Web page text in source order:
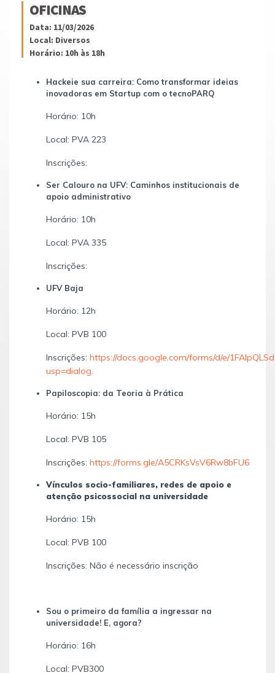
OFICINAS
Data: 11/03/2026
Local: Diversos
Horário: 10h às 18h
Hackeie sua carreira: Como transformar ideias
inovadoras em Startup com o tecnoPARQ
Horário: 10h
Local: PVA 223
Inscrições:
Ser Calouro na UFV: Caminhos institucionais de
apoio administrativo
Horário: 10h
Local: PVA 335
Inscrições:
UFV Baja
Horário: 12h
Local: PVB 100
Inscrições: https://docs.google.com/forms/d/e/
usp=dialog.
Papiloscopia: da Teoria à Prática
Horário: 15h
Local: PVB 105
Inscrições: https://forms.gle/A5CRKsVsV6Rw8bFU6
Vínculos socio-familiares, redes de apoio e
atenção psicossocial na universidade
Horário: 15h
Local: PVB 100
Inscrições: Não é necessário inscrição
Sou o primeiro da família a ingressar na
universidade! E, agora?
Horário: 16h
Local: PVB300